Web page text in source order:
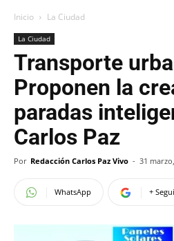
Inicio La Ciudad
La Ciudad
Transporte
Proponen la
paradas
Carlos Paz
Por Redacción Carlos Paz Vivo - 31
WhatsApp +